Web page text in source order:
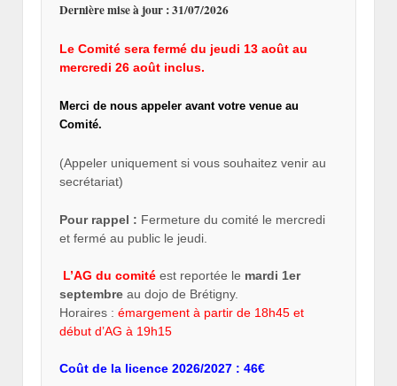
Dernière mise à jour : 31/07/2026
Le Comité sera fermé du jeudi 13 août au
mercredi 26 août inclus.
Merci de nous appeler avant votre venue au
Comité.
(Appeler uniquement si vous souhaitez venir au
secrétariat)
Pour rappel : Fermeture du comité le mercredi
et fermé au public le jeudi.
L’AG du comité est reportée le mardi 1er
septembre au dojo de Brétigny.
Horaires : émargement à partir de 18h45 et
début d’AG à 19h15
Coût de la licence 2026/2027 : 46€